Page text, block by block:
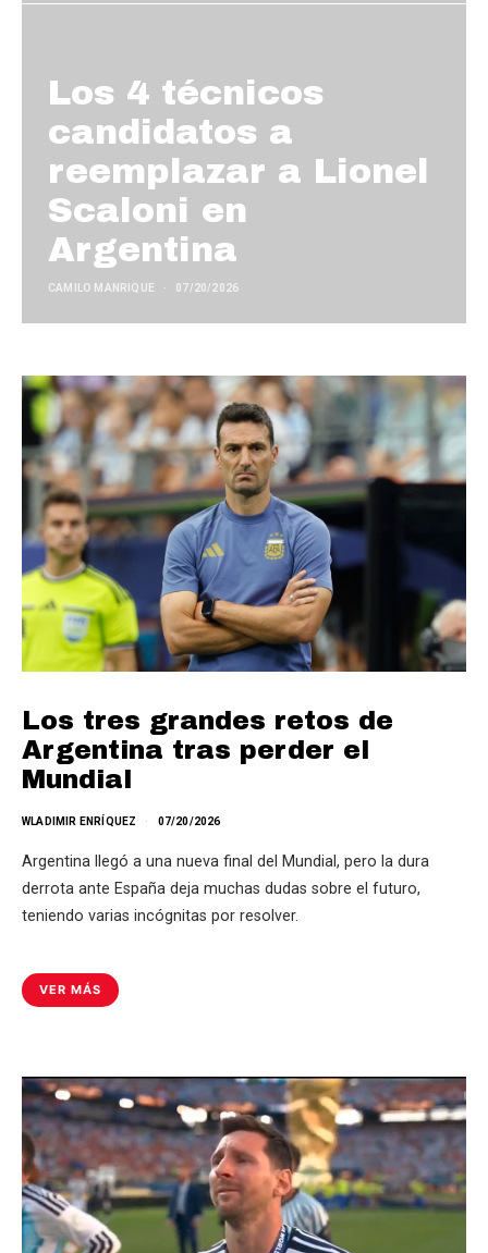
Los 4 técnicos
candidatos a
reemplazar a Lionel
Scaloni en
Argentina
CAMILO MANRIQUE 07/20/2026
Los tres grandes retos de
Argentina tras perder el
Mundial
WLADIMIR ENRÍQUEZ 07/20/2026
Argentina llegó a una nueva final del Mundial, pero la dura
derrota ante España deja muchas dudas sobre el futuro,
teniendo varias incógnitas por resolver.
VER MÁS